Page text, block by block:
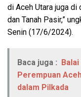
di Aceh Utara juga di
dan Tanah Pasir,”
Senin (17/6/2024).
Baca juga :
Perempuan
dalam Pilkada